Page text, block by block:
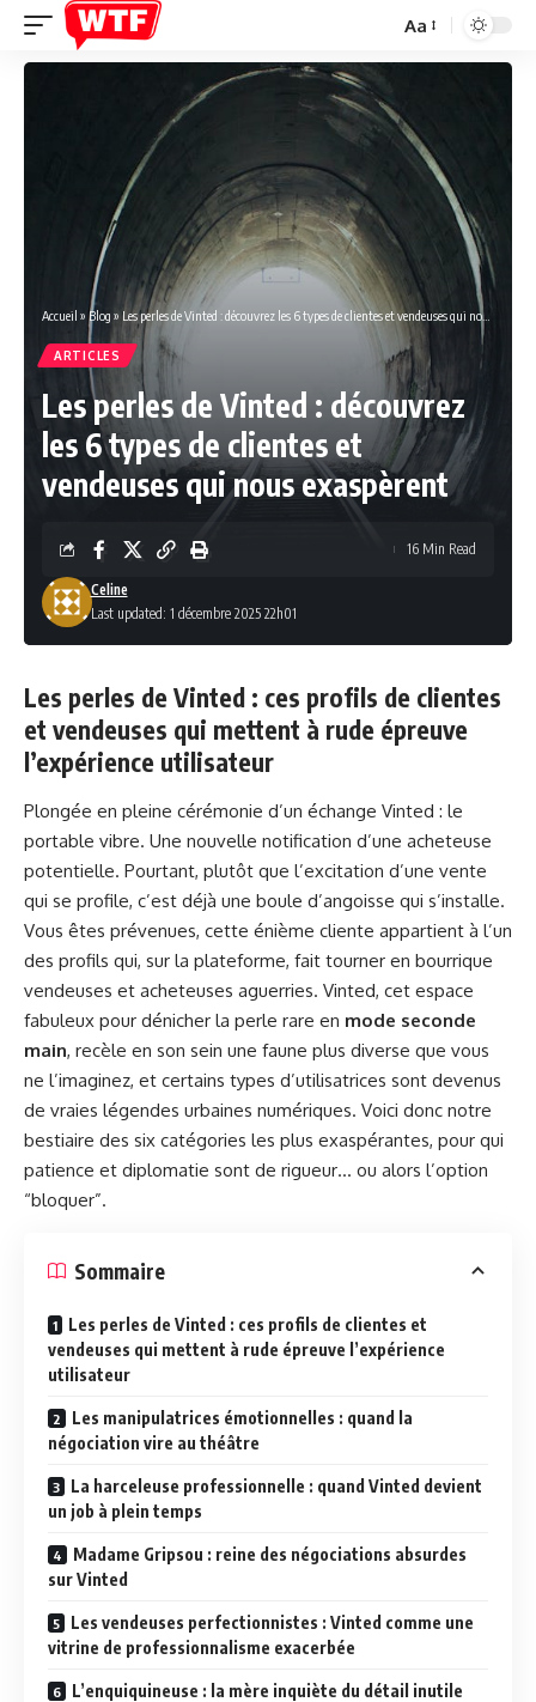
Font
Resizer
Aa
Accueil » Blog » Les perles de Vinted : découvrez les 6 types de clientes et vendeuses qui nous exaspèrent
ARTICLES
Les perles de Vinted : découvrez
les 6 types de clientes et
vendeuses qui nous exaspèrent
Last updated: 1 décembre 2025 22h01
Celine
16 Min Read
Les perles de Vinted : ces profils de clientes
et vendeuses qui mettent à rude épreuve
l’expérience utilisateur
Plongée en pleine cérémonie d’un échange Vinted : le
portable vibre. Une nouvelle notification d’une acheteuse
potentielle. Pourtant, plutôt que l’excitation d’une vente
qui se profile, c’est déjà une boule d’angoisse qui s’installe.
Vous êtes prévenues, cette énième cliente appartient à l’un
des profils qui, sur la plateforme, fait tourner en bourrique
vendeuses et acheteuses aguerries. Vinted, cet espace
fabuleux pour dénicher la perle rare en mode seconde
main, recèle en son sein une faune plus diverse que vous
ne l’imaginez, et certains types d’utilisatrices sont devenus
de vraies légendes urbaines numériques. Voici donc notre
bestiaire des six catégories les plus exaspérantes, pour qui
patience et diplomatie sont de rigueur… ou alors l’option
“bloquer”.
Sommaire
Les perles de Vinted : ces profils de clientes et
vendeuses qui mettent à rude épreuve l’expérience
utilisateur
Les manipulatrices émotionnelles : quand la
négociation vire au théâtre
La harceleuse professionnelle : quand Vinted devient
un job à plein temps
Madame Gripsou : reine des négociations absurdes
sur Vinted
Les vendeuses perfectionnistes : Vinted comme une
vitrine de professionnalisme exacerbée
L’enquiquineuse : la mère inquiète du détail inutile